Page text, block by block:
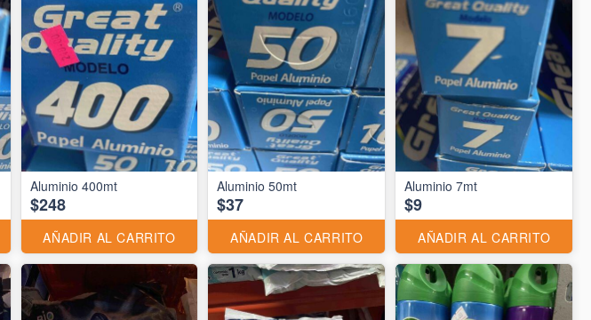
Aluminio 400mt
$248
AÑADIR AL CARRITO
Aluminio 50mt
$37
AÑADIR AL CARRITO
Aluminio 7mt
$9
AÑADIR AL CARRITO